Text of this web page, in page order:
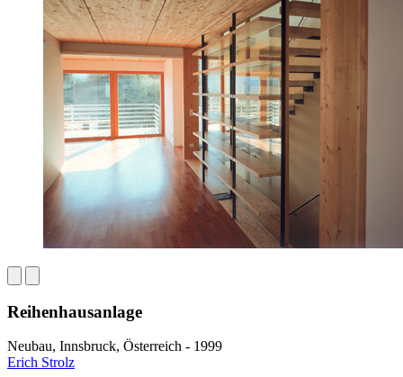
Reihenhausanlage
Neubau, Innsbruck, Österreich - 1999
Erich Strolz